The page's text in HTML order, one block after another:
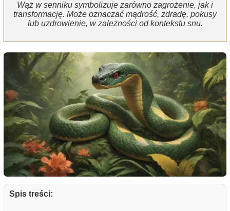
Wąż w senniku symbolizuje zarówno zagrożenie, jak i
transformację. Może oznaczać mądrość, zdradę, pokusy
lub uzdrowienie, w zależności od kontekstu snu.
Spis treści: